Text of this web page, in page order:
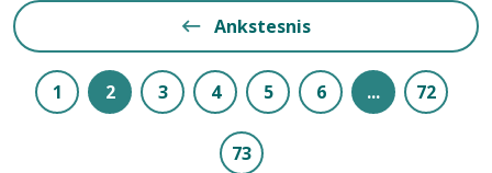
Ankstesnis
1 2 3 4 5 6 ... 72
73